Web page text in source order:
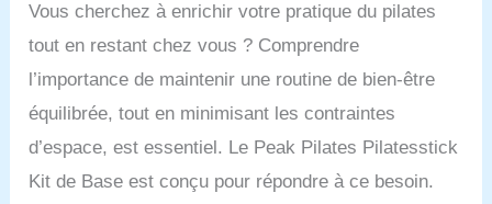
Vous cherchez à enrichir votre pratique du pilates
tout en restant chez vous ? Comprendre
l’importance de maintenir une routine de bien-être
équilibrée, tout en minimisant les contraintes
d’espace, est essentiel. Le Peak Pilates Pilatesstick
Kit de Base est conçu pour répondre à ce besoin.